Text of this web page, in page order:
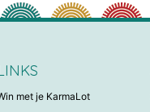
met je KarmaLot